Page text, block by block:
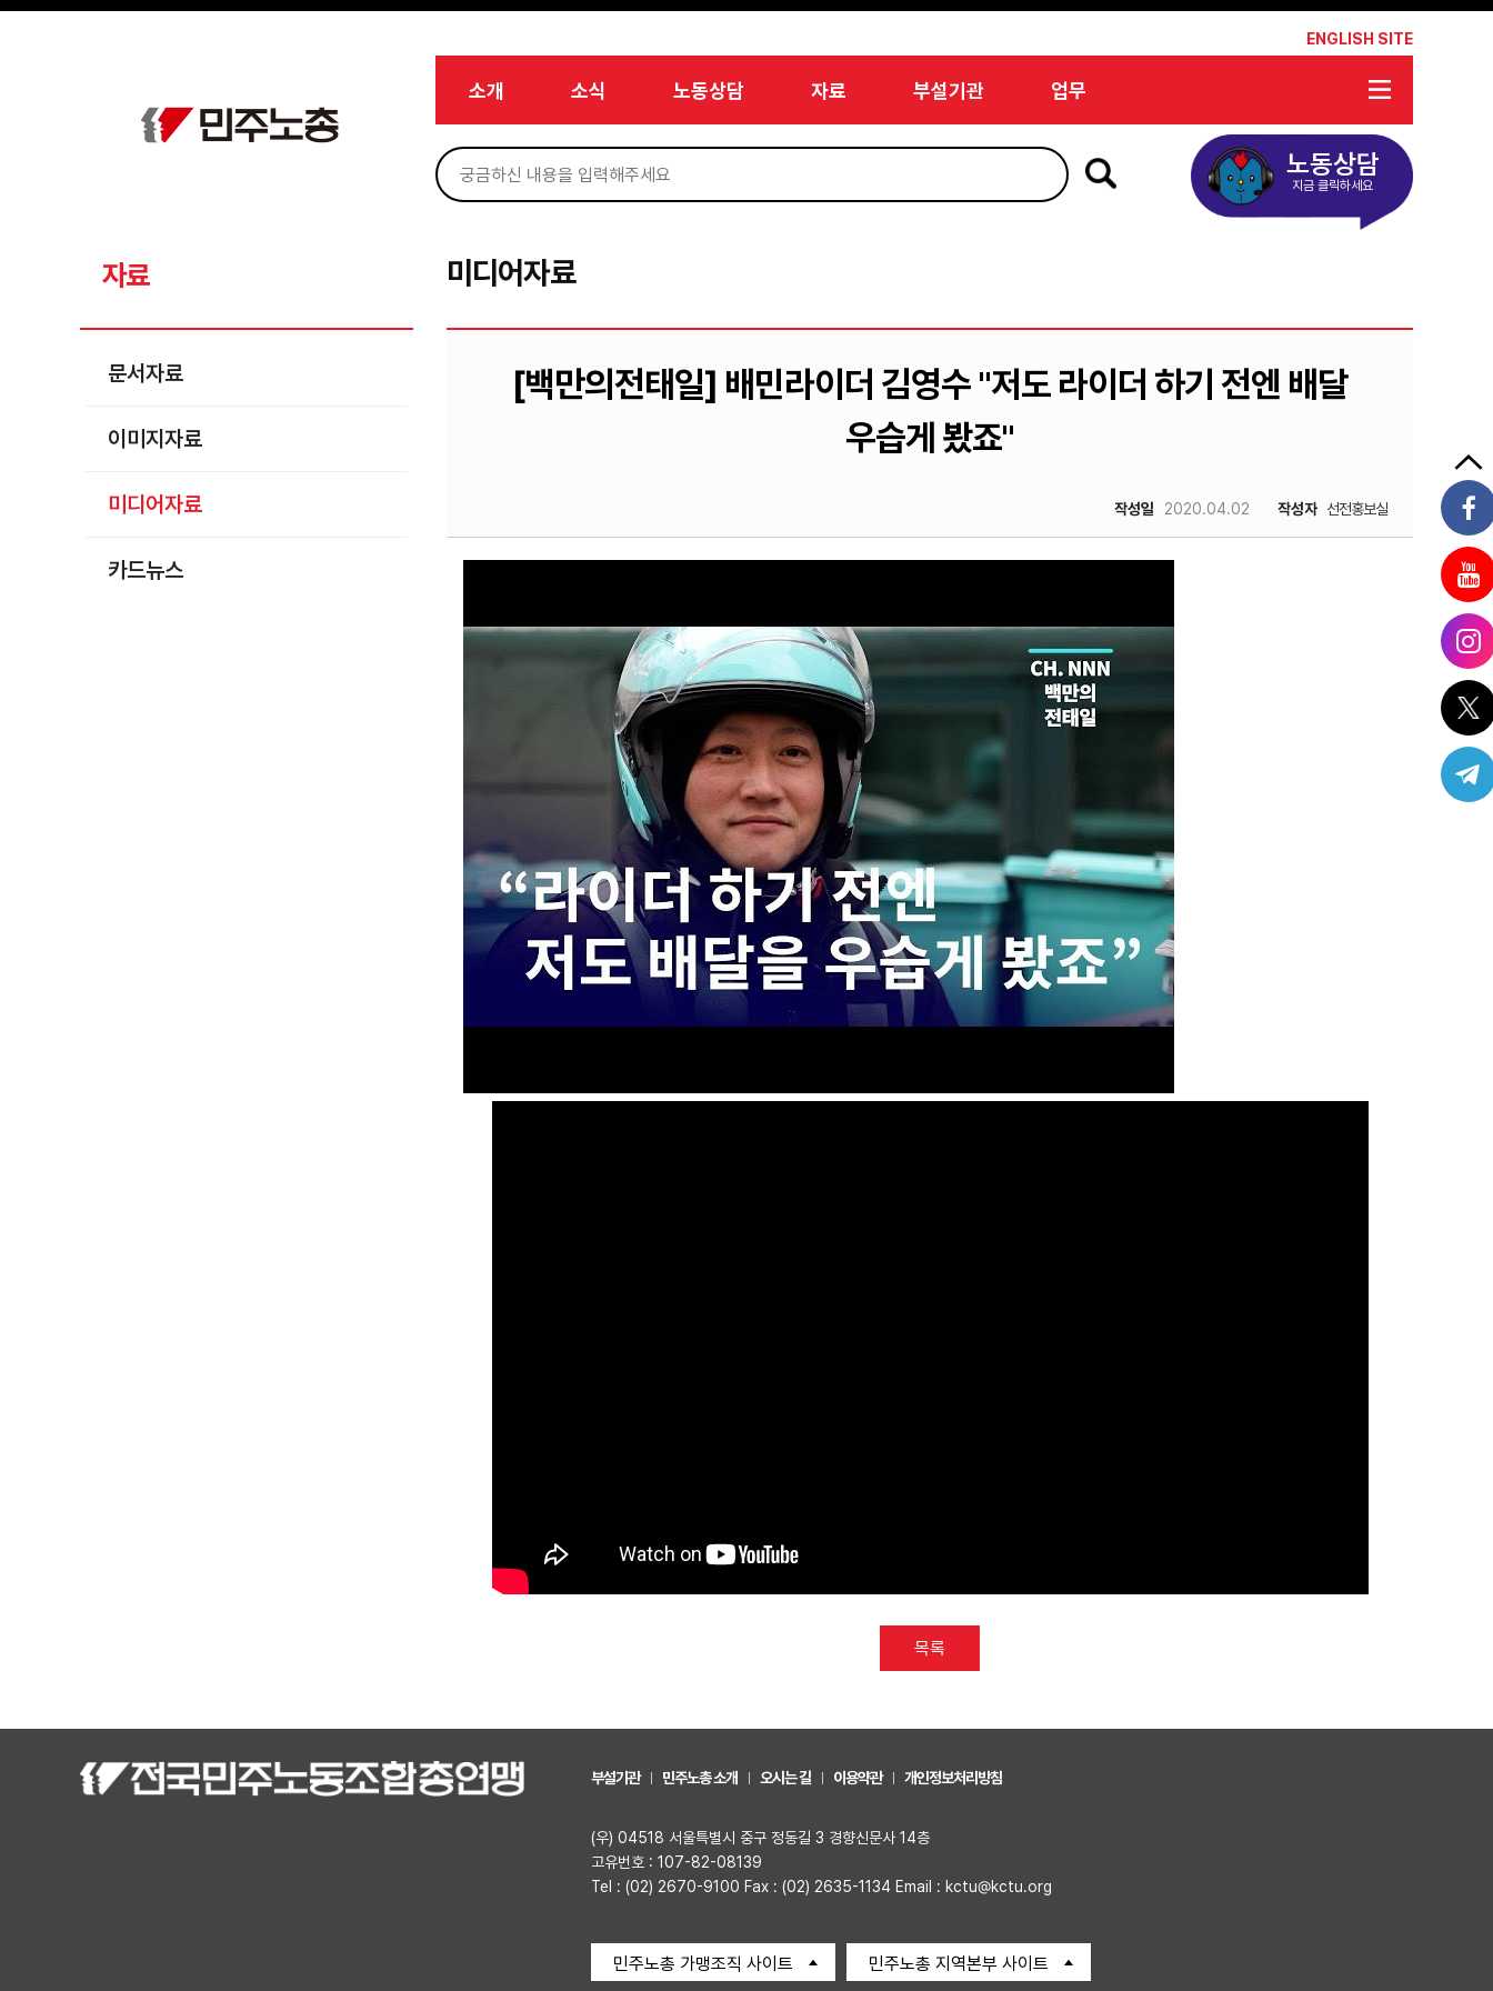
메뉴 건너뛰기
ENGLISH SITE
소개 소식 노동상담 자료 부설기관 업무
노동상담
지금 클릭하세요
자료
문서자료
이미지자료
미디어자료
카드뉴스
미디어자료
[백만의전태일] 배민라이더 김영수 "저도 라이더 하기 전엔 배달
우습게 봤죠"
작성일 2020.04.02 작성자 선전홍보실
목록
부설기관 민주노총 소개 오시는 길 이용약관 개인정보처리방침
(우) 04518 서울특별시 중구 정동길 3 경향신문사 14층
고유번호 : 107-82-08139
Tel : (02) 2670-9100 Fax : (02) 2635-1134 Email : kctu@kctu.org
민주노총 가맹조직 사이트 민주노총 지역본부 사이트
Sketchbook5, 스케치북5
Sketchbook5, 스케치북5